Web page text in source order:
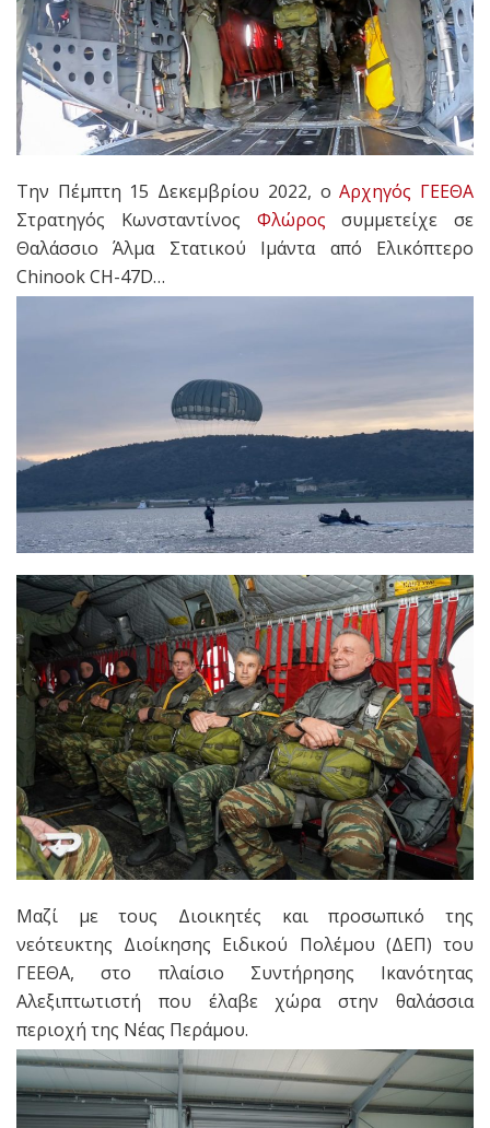
Την Πέμπτη 15 Δεκεμβρίου 2022, οΑρχηγός ΓΕΕΘΑ
Στρατηγός Κωνσταντίνος Φλώρος συμμετείχε σε
Θαλάσσιο Άλμα Στατικού Ιμάντα από Ελικόπτερο
Chinook CH-47D…
Mαζί με τους Διοικητές και προσωπικό της
νεότευκτης Διοίκησης Ειδικού Πολέμου (ΔΕΠ) του
ΓΕΕΘΑ, στο πλαίσιο Συντήρησης Ικανότητας
Αλεξιπτωτιστή που έλαβε χώρα στην θαλάσσια
περιοχή της Νέας Περάμου.